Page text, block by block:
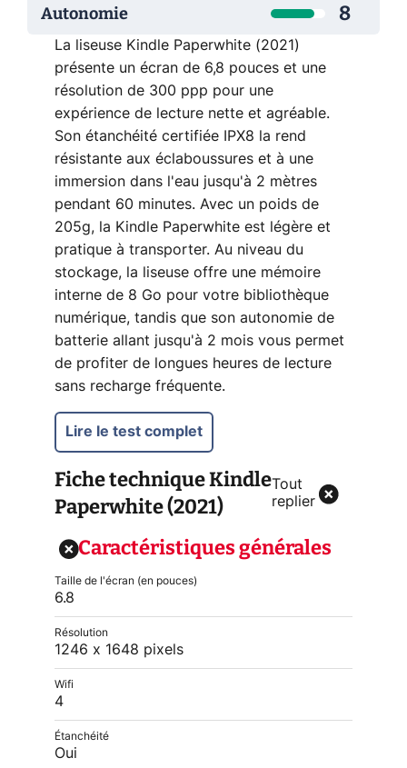
Autonomie 8
La liseuse Kindle Paperwhite (2021)
présente un écran de 6,8 pouces et une
résolution de 300 ppp pour une
expérience de lecture nette et agréable.
Son étanchéité certifiée IPX8 la rend
résistante aux éclaboussures et à une
immersion dans l'eau jusqu'à 2 mètres
pendant 60 minutes. Avec un poids de
205g, la Kindle Paperwhite est légère et
pratique à transporter. Au niveau du
stockage, la liseuse offre une mémoire
interne de 8 Go pour votre bibliothèque
numérique, tandis que son autonomie de
batterie allant jusqu'à 2 mois vous permet
de profiter de longues heures de lecture
sans recharge fréquente.
Lire le test complet
Fiche techniqueKindle
Paperwhite (2021)
Tout
replier
Caractéristiques générales
Taille de l'écran (en pouces)
6.8
Résolution
1246 x 1648 pixels
Wifi
4
Étanchéité
Oui